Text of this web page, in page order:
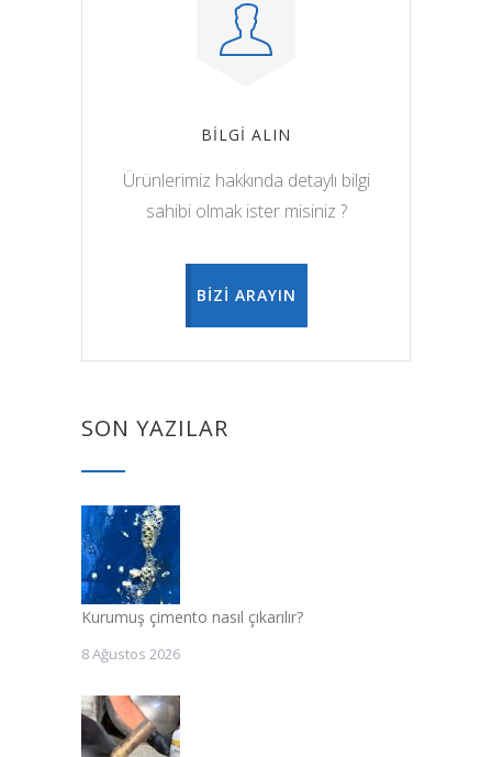
BİLGİ ALIN
Ürünlerimiz hakkında detaylı bilgi
sahibi olmak ister misiniz ?
BİZİ ARAYIN
SON YAZILAR
Kurumuş çimento nasıl çıkarılır?
8 Ağustos 2026